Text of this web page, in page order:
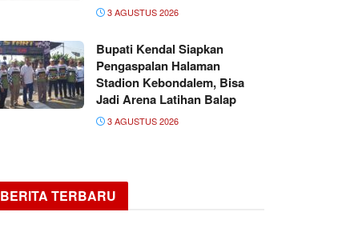
3 AGUSTUS 2026
Bupati Kendal Siapkan
Pengaspalan Halaman
Stadion Kebondalem, Bisa
Jadi Arena Latihan Balap
3 AGUSTUS 2026
BERITA TERBARU